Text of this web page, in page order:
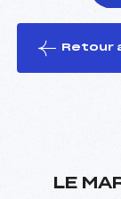
le ski
Retour
LE